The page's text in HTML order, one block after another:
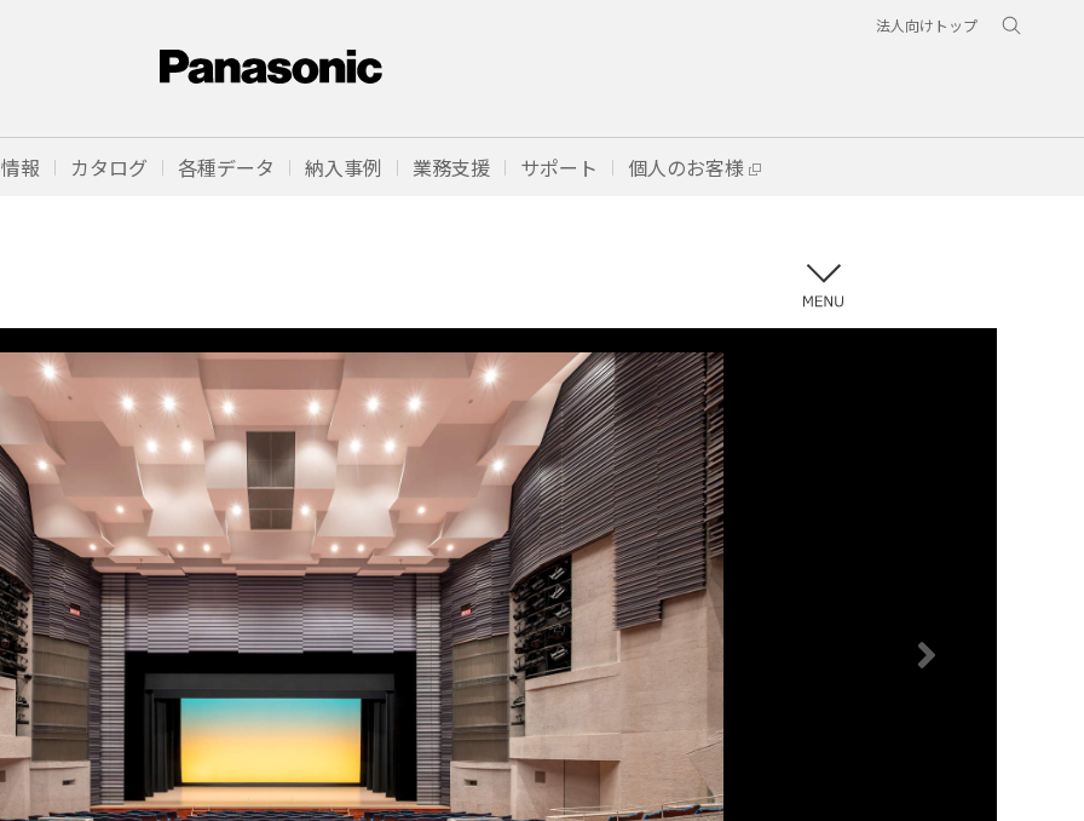
法人向けトップ
報 カタログ 各種データ 納入事例 業務支援 サポート 個人のお客様